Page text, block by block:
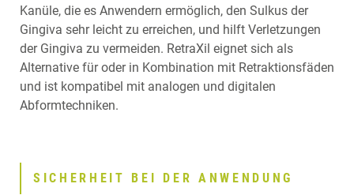
Kanüle, die es Anwendern ermöglich, den Sulkus der
Gingiva sehr leicht zu erreichen, und hilft Verletzungen
der Gingiva zu vermeiden. RetraXil eignet sich als
Alternative für oder in Kombination mit Retraktionsfäden
und ist kompatibel mit analogen und digitalen
Abformtechniken.
SICHERHEIT BEI DER ANWENDUNG